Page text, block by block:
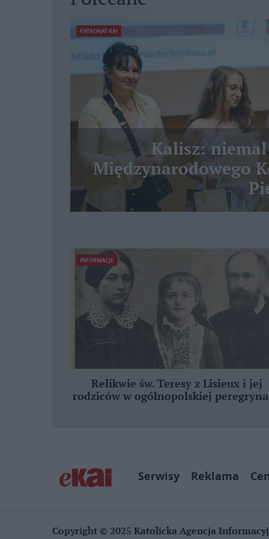
PATRONAT KAI
Kalisz:
Międzynarodowego
INFORMACJE
Relikwie św. Teresy z Lisieux i jej
rodziców w ogólnopolskiej
Serwisy Reklama
Copyright © 2025 Katolicka Agencja